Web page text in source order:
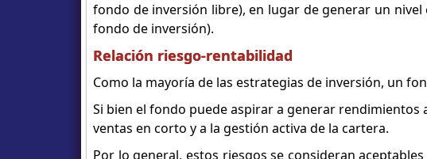
fondo de inversión libre), en lugar de generar un
fondo de inversión).
Relación riesgo-rentabilidad
Como la mayoría de las estrategias de inversión, un
Si bien el fondo puede aspirar a generar rendimientos
ventas en corto y a la gestión activa de la cartera.
Por lo general, estos riesgos se consideran